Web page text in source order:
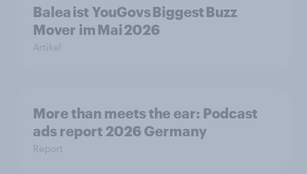
Balea ist YouGovs Biggest Buzz
Mover im Mai 2026
Artikel
More than meets the ear: Podcast
ads report 2026 Germany
Report